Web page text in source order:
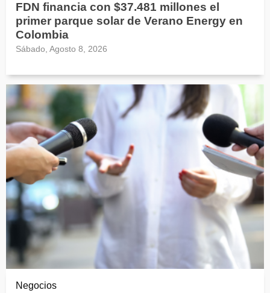
FDN financia con $37.481 millones el
primer parque solar de Verano Energy en
Colombia
Sábado, Agosto 8, 2026
Negocios